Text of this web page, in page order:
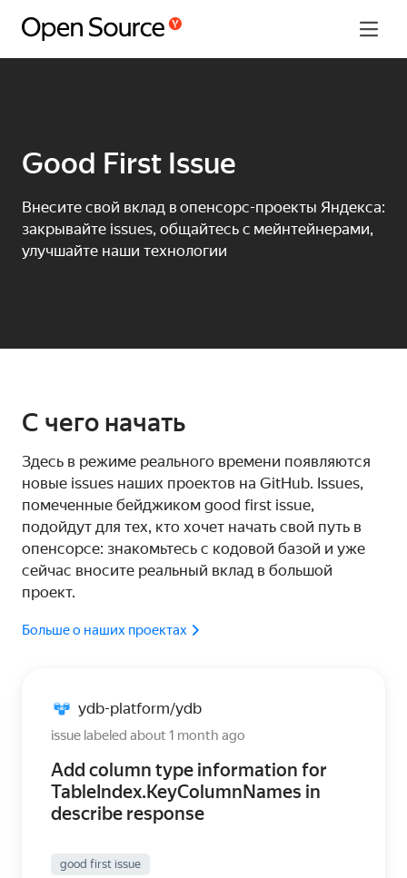
Good First Issue
Внесите свой вклад в опенсорс-проекты Яндекса:
закрывайте issues, общайтесь с мейнтейнерами,
улучшайте наши технологии
С чего начать
Здесь в режиме реального времени появляются
новые issues наших проектов на GitHub. Issues,
помеченные бейджиком good first issue,
подойдут для тех, кто хочет начать свой путь в
опенсорсе: знакомьтесь с кодовой базой и уже
сейчас вносите реальный вклад в большой
проект.
Больше о наших проектах
ydb-platform/ydb
issue labeled about 1 month ago
Add column type information for
TableIndex.KeyColumnNames in
describe response
good first issue
Программа грантов
Yandex Open Source Jam 2025
Language